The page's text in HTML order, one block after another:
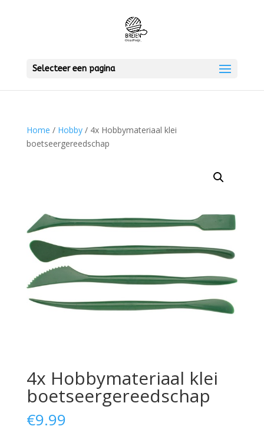
Selecteer een pagina
Home / Hobby/ 4x Hobbymateriaal klei
boetseergereedschap
4x Hobbymateriaal klei
boetseergereedschap
€9.99